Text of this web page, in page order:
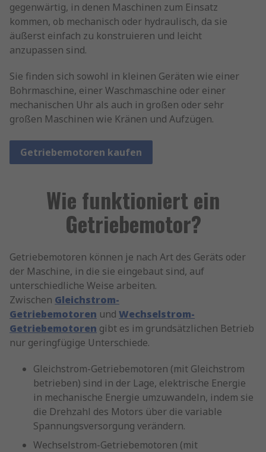
gegenwärtig, in denen Maschinen zum Einsatz
kommen, ob mechanisch oder hydraulisch, da sie
äußerst einfach zu konstruieren und leicht
anzupassen sind.
Sie finden sich sowohl in kleinen Geräten wie einer
Bohrmaschine, einer Waschmaschine oder einer
mechanischen Uhr als auch in großen oder sehr
großen Maschinen wie Kränen und Aufzügen.
Getriebemotoren kaufen
Wie funktioniert ein
Getriebemotor?
Getriebemotoren können je nach Art des Geräts oder
der Maschine, in die sie eingebaut sind, auf
unterschiedliche Weise arbeiten.
Zwischen Gleichstrom-
Getriebemotoren und Wechselstrom-
Getriebemotoren gibt es im grundsätzlichen Betrieb
nur geringfügige Unterschiede.
Gleichstrom-Getriebemotoren (mit Gleichstrom
betrieben) sind in der Lage, elektrische Energie
in mechanische Energie umzuwandeln, indem sie
die Drehzahl des Motors über die variable
Spannungsversorgung verändern.
Wechselstrom-Getriebemotoren (mit